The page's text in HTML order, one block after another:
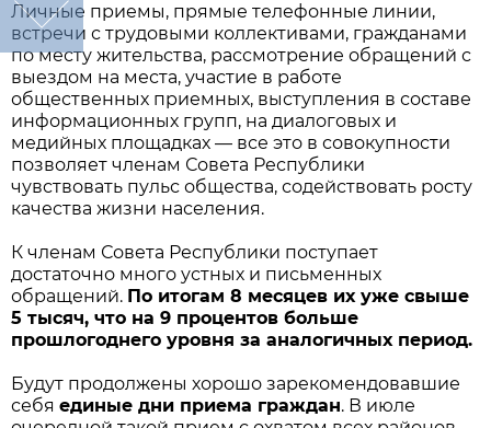
Личные приемы, прямые телефонные линии,
встречи с трудовыми коллективами, гражданами
по месту жительства, рассмотрение обращений с
выездом на места, участие в работе
общественных приемных, выступления в составе
информационных групп, на диалоговых и
медийных площадках — все это в совокупности
позволяет членам Совета Республики
чувствовать пульс общества, содействовать росту
качества жизни населения.
К членам Совета Республики поступает
достаточно много устных и письменных
обращений. По итогам 8 месяцев их уже свыше
5 тысяч, что на 9 процентов больше
прошлогоднего уровня за аналогичных период.
Будут продолжены хорошо зарекомендовавшие
себя единые дни приема граждан. В июле